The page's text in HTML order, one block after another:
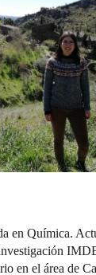
en Química.
en el área de